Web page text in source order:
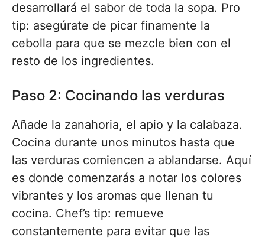
desarrollará el sabor de toda la sopa. Pro
tip: asegúrate de picar finamente la
cebolla para que se mezcle bien con el
resto de los ingredientes.
Paso 2: Cocinando las verduras
Añade la zanahoria, el apio y la calabaza.
Cocina durante unos minutos hasta que
las verduras comiencen a ablandarse. Aquí
es donde comenzarás a notar los colores
vibrantes y los aromas que llenan tu
cocina. Chef’s tip: remueve
constantemente para evitar que las